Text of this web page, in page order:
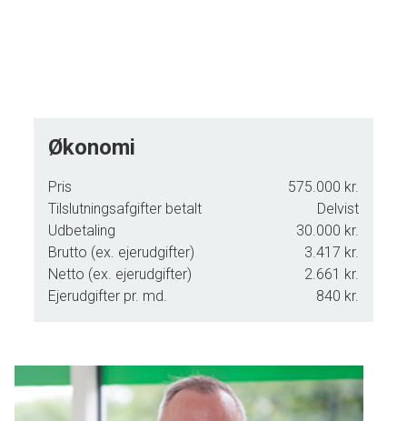
Økonomi
Pris
575.000 kr.
Tilslutningsafgifter betalt
Delvist
Udbetaling
30.000 kr.
Brutto (ex. ejerudgifter)
3.417 kr.
Netto (ex. ejerudgifter)
2.661 kr.
Ejerudgifter pr. md.
840 kr.